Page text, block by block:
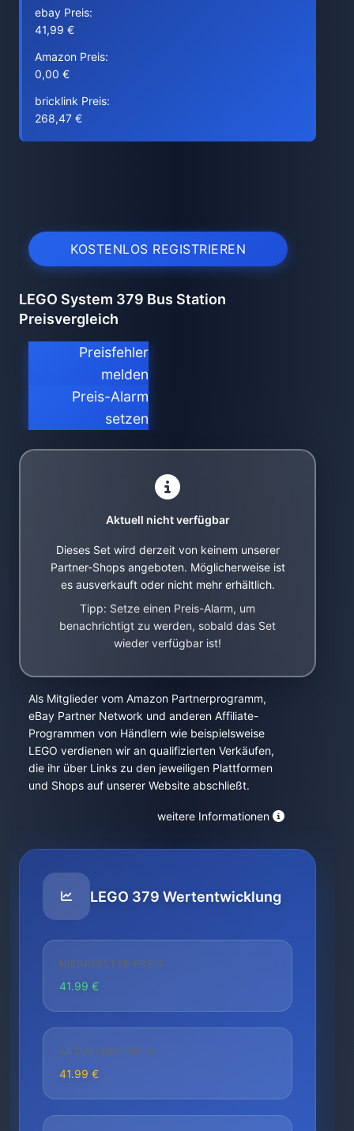
ebay Preis:
41,99 €
Amazon Preis:
0,00 €
bricklink Preis:
268,47 €
KOSTENLOS REGISTRIEREN
LEGO System 379 Bus Station
Preisvergleich
Preisfehler
melden
Preis-Alarm
setzen
Aktuell nicht verfügbar
Dieses Set wird derzeit von keinem unserer
Partner-Shops angeboten. Möglicherweise ist
es ausverkauft oder nicht mehr erhältlich.
Tipp: Setze einen Preis-Alarm, um
benachrichtigt zu werden, sobald das Set
wieder verfügbar ist!
Als Mitglieder vom Amazon Partnerprogramm,
eBay Partner Network und anderen Affiliate-
Programmen von Händlern wie beispielsweise
LEGO verdienen wir an qualifizierten Verkäufen,
die ihr über Links zu den jeweiligen Plattformen
und Shops auf unserer Website abschließt.
weitere Informationen
LEGO 379 Wertentwicklung
NIEDRIGSTER PREIS
41.99 €
AKTUELLER PREIS
41.99 €